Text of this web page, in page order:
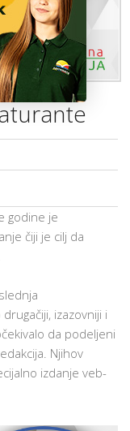
godine je
čiji je cilj da
izazovniji i
da podeljeni
Njihov
izdanje veb-